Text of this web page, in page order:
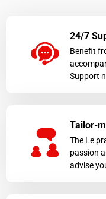
24/7
Benefit
Support
Tailor-
The Le
passion
advise